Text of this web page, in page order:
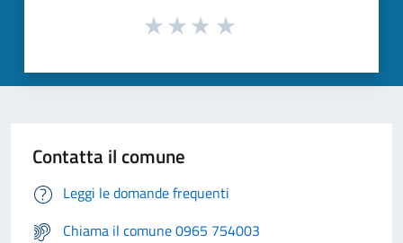
Contatta il comune
Leggi le domande frequenti
Chiama il comune 0965 754003